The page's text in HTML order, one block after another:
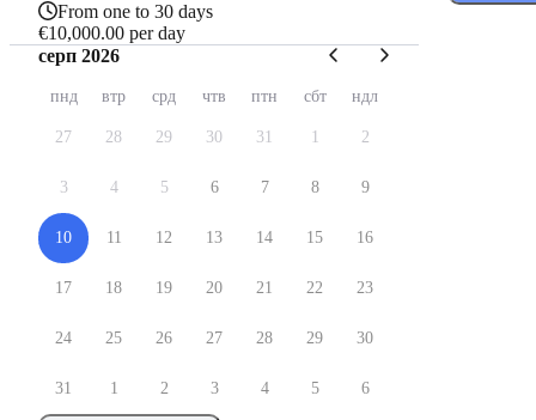
From one to 30 days
€10,000.00 per day
серп 2026
пнд втр срд чтв птн сбт ндл
27 28 29 30 31 1 2
3 4 5 6 7 8 9
10 11 12 13 14 15 16
17 18 19 20 21 22 23
24 25 26 27 28 29 30
31 1 2 3 4 5 6